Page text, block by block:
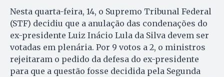
Nesta quarta-feira, 14, o Supremo Tribunal Federal
(STF) decidiu que a anulação das condenações do
ex-presidente Luiz Inácio Lula da Silva devem ser
votadas em plenária. Por 9 votos a 2, o ministros
rejeitaram o pedido da defesa do ex-presidente
para que a questão fosse decidida pela Segunda